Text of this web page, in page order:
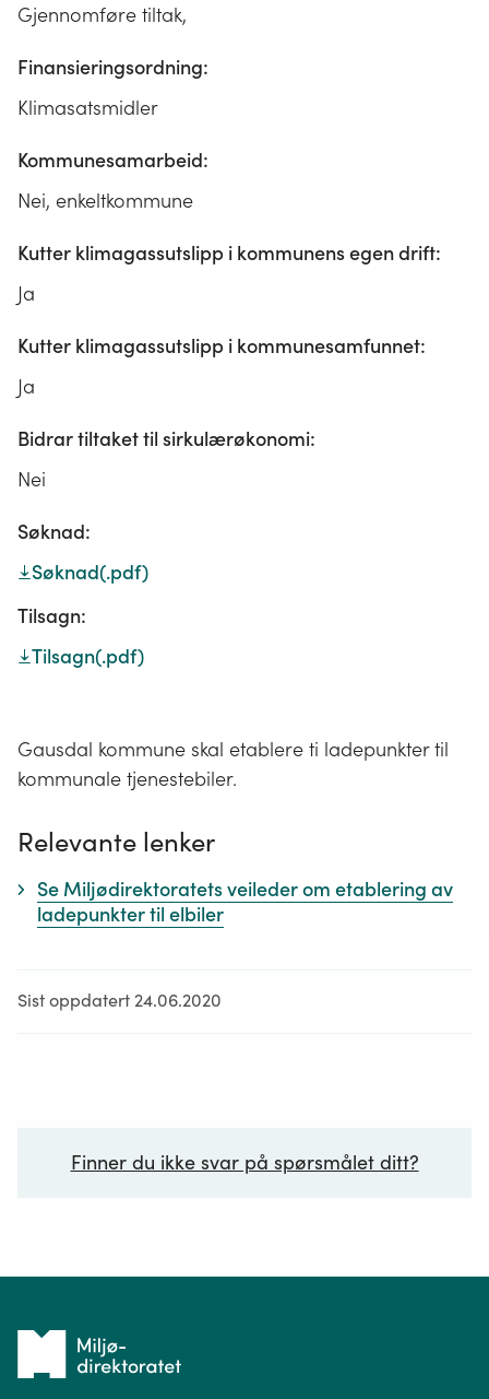
Gjennomføre tiltak,
Finansieringsordning:
Klimasatsmidler
Kommunesamarbeid:
Nei, enkeltkommune
Kutter klimagassutslipp i kommunens egen drift:
Ja
Kutter klimagassutslipp i kommunesamfunnet:
Ja
Bidrar tiltaket til sirkulærøkonomi:
Nei
Søknad:
Søknad(.pdf)
Tilsagn:
Tilsagn(.pdf)
Gausdal kommune skal etablere ti ladepunkter til
kommunale tjenestebiler.
Relevante lenker
Se Miljødirektoratets veileder om etablering av
ladepunkter til elbiler
Sist oppdatert 24.06.2020
Finner du ikke svar på spørsmålet ditt?
Tilbake